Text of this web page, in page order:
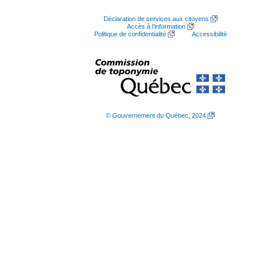
Déclaration de services aux citoyens
Accès à l’information
Politique de confidentialité
Accessibilité
© Gouvernement du Québec, 2024